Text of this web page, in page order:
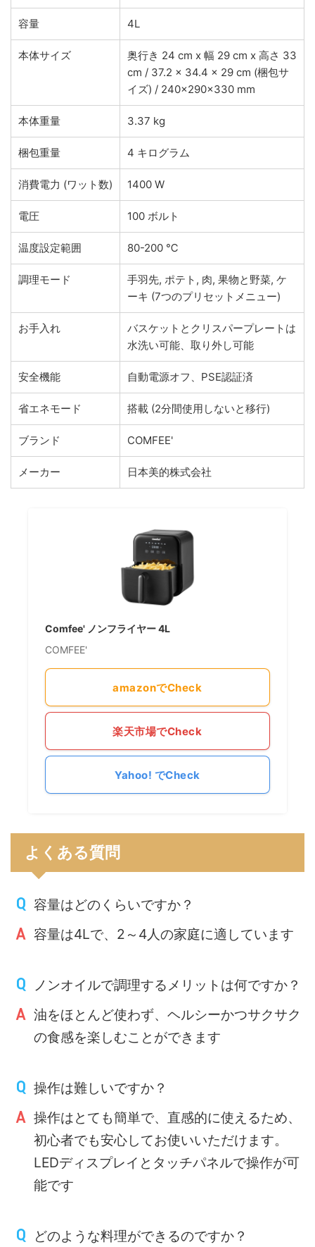
容量 4L
本体サイズ
奥行き 24 cm x 幅 29 cm x 高さ 33
cm / 37.2 x 34.4 x 29 cm (梱包サ
イズ) / 240x290x330 mm
本体重量 3.37 kg
梱包重量 4 キログラム
消費電力 (ワット数) 1400 W
電圧 100 ボルト
温度設定範囲 80-200 ℃
調理モード
手羽先, ポテト, 肉, 果物と野菜, ケ
ーキ (7つのプリセットメニュー)
お手入れ
バスケットとクリスパープレートは
水洗い可能、取り外し可能
安全機能 自動電源オフ、PSE認証済
省エネモード 搭載 (2分間使用しないと移行)
ブランド COMFEE'
メーカー 日本美的株式会社
Comfee' ノンフライヤー 4L
COMFEE'
amazonでCheck
楽天市場でCheck
Yahoo! でCheck
よくある質問
容量はどのくらいですか？
容量は4Lで、2～4人の家庭に適しています
ノンオイルで調理するメリットは何ですか？
油をほとんど使わず、ヘルシーかつサクサク
の食感を楽しむことができます
操作は難しいですか？
操作はとても簡単で、直感的に使えるため、
初心者でも安心してお使いいただけます。
LEDディスプレイとタッチパネルで操作が可
能です
どのような料理ができるのですか？